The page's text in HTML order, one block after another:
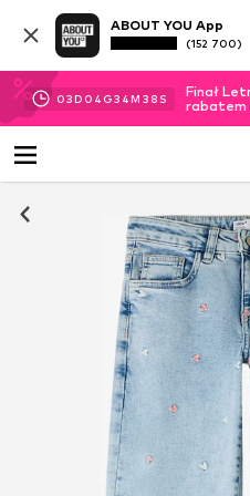
ABOUT YOU App
(152 700)
03D 04 G34M 38 S
Finał
rabatem